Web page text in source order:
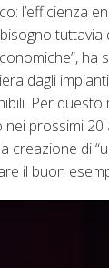
l’efficienza
tuttavia
ha
dagli
Per
nei prossimi
creazione di
il buon